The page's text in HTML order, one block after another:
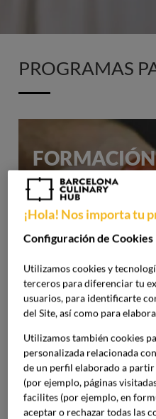
PROGRAMAS
FORMACIÓN
Haz despegar tu
la práctica.
GRADO
Cocina y
el negocio
¡Hola! Nos importa tu
Configuración de Cookies
Utilizamos cookies y
terceros para diferenciar tu
usuarios, para identificarte
del Site, así como para
Utilizamos también cookies
personalizada relacionada
de un perfil elaborado a
(por ejemplo, páginas
facilites (por ejemplo, en
aceptar o rechazar todas las